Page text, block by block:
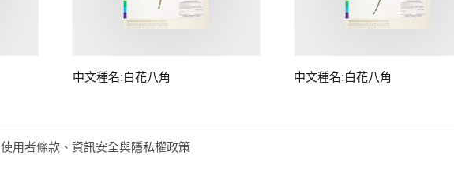
中文種名:白花八角 中文種名:白花八角
使用者條款、資訊安全與隱私權政策